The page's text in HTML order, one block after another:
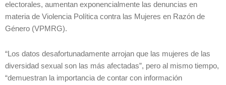
electorales, aumentan exponencialmente las denuncias en
materia de Violencia Política contra las Mujeres en Razón de
Género (VPMRG).
“Los datos desafortunadamente arrojan que las mujeres de las
diversidad sexual son las más afectadas”, pero al mismo tiempo,
“demuestran la importancia de contar con información